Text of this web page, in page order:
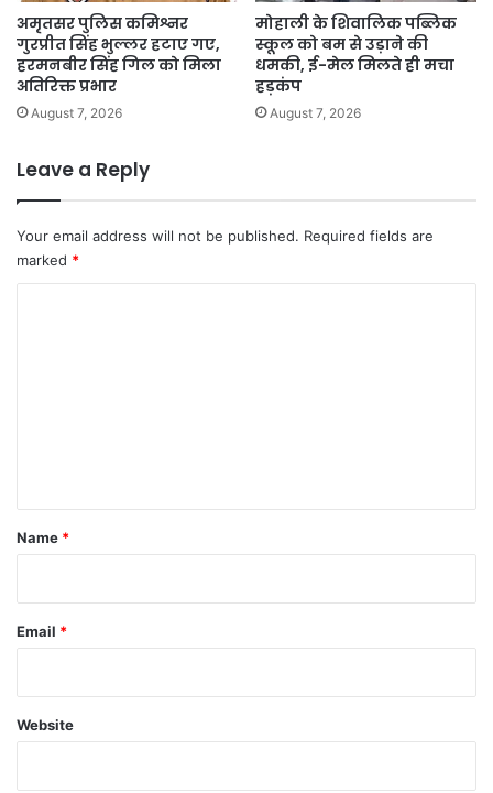
अमृतसर पुलिस कमिश्नर
गुरप्रीत सिंह भुल्लर हटाए गए,
हरमनबीर सिंह गिल को मिला
अतिरिक्त प्रभार
August 7, 2026
मोहाली के शिवालिक पब्लिक
स्कूल को बम से उड़ाने की
धमकी, ई-मेल मिलते ही मचा
हड़कंप
August 7, 2026
Leave a Reply
Your email address will not be published. Required fields are
marked *
*
Name *
Email *
Website